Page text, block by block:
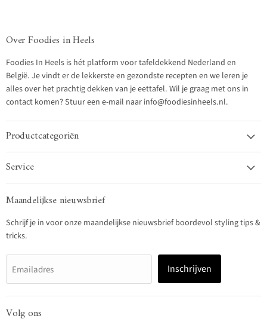
Over Foodies in Heels
Foodies In Heels is hét platform voor tafeldekkend Nederland en
België. Je vindt er de lekkerste en gezondste recepten en we leren je
alles over het prachtig dekken van je eettafel. Wil je graag met ons in
contact komen? Stuur een e-mail naar info@foodiesinheels.nl.
Productcategoriën
Service
Maandelijkse nieuwsbrief
Schrijf je in voor onze maandelijkse nieuwsbrief boordevol styling tips &
tricks.
Emailadres Inschrijven
Volg ons